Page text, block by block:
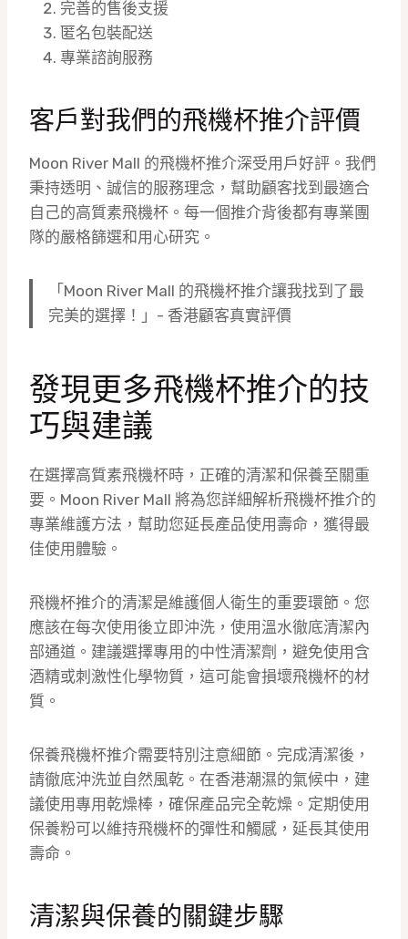
完善的售後支援
匿名包裝配送
專業諮詢服務
客戶對我們的飛機杯推介評價
Moon River Mall 的飛機杯推介深受用戶好評。我們
秉持透明、誠信的服務理念，幫助顧客找到最適合
自己的高質素飛機杯。每一個推介背後都有專業團
隊的嚴格篩選和用心研究。
「Moon River Mall 的飛機杯推介讓我找到了最
完美的選擇！」- 香港顧客真實評價
發現更多飛機杯推介的技
巧與建議
在選擇高質素飛機杯時，正確的清潔和保養至關重
要。Moon River Mall 將為您詳細解析飛機杯推介的
專業維護方法，幫助您延長產品使用壽命，獲得最
佳使用體驗。
飛機杯推介的清潔是維護個人衛生的重要環節。您
應該在每次使用後立即沖洗，使用溫水徹底清潔內
部通道。建議選擇專用的中性清潔劑，避免使用含
酒精或刺激性化學物質，這可能會損壞飛機杯的材
質。
保養飛機杯推介需要特別注意細節。完成清潔後，
請徹底沖洗並自然風乾。在香港潮濕的氣候中，建
議使用專用乾燥棒，確保產品完全乾燥。定期使用
保養粉可以維持飛機杯的彈性和觸感，延長其使用
壽命。
清潔與保養的關鍵步驟